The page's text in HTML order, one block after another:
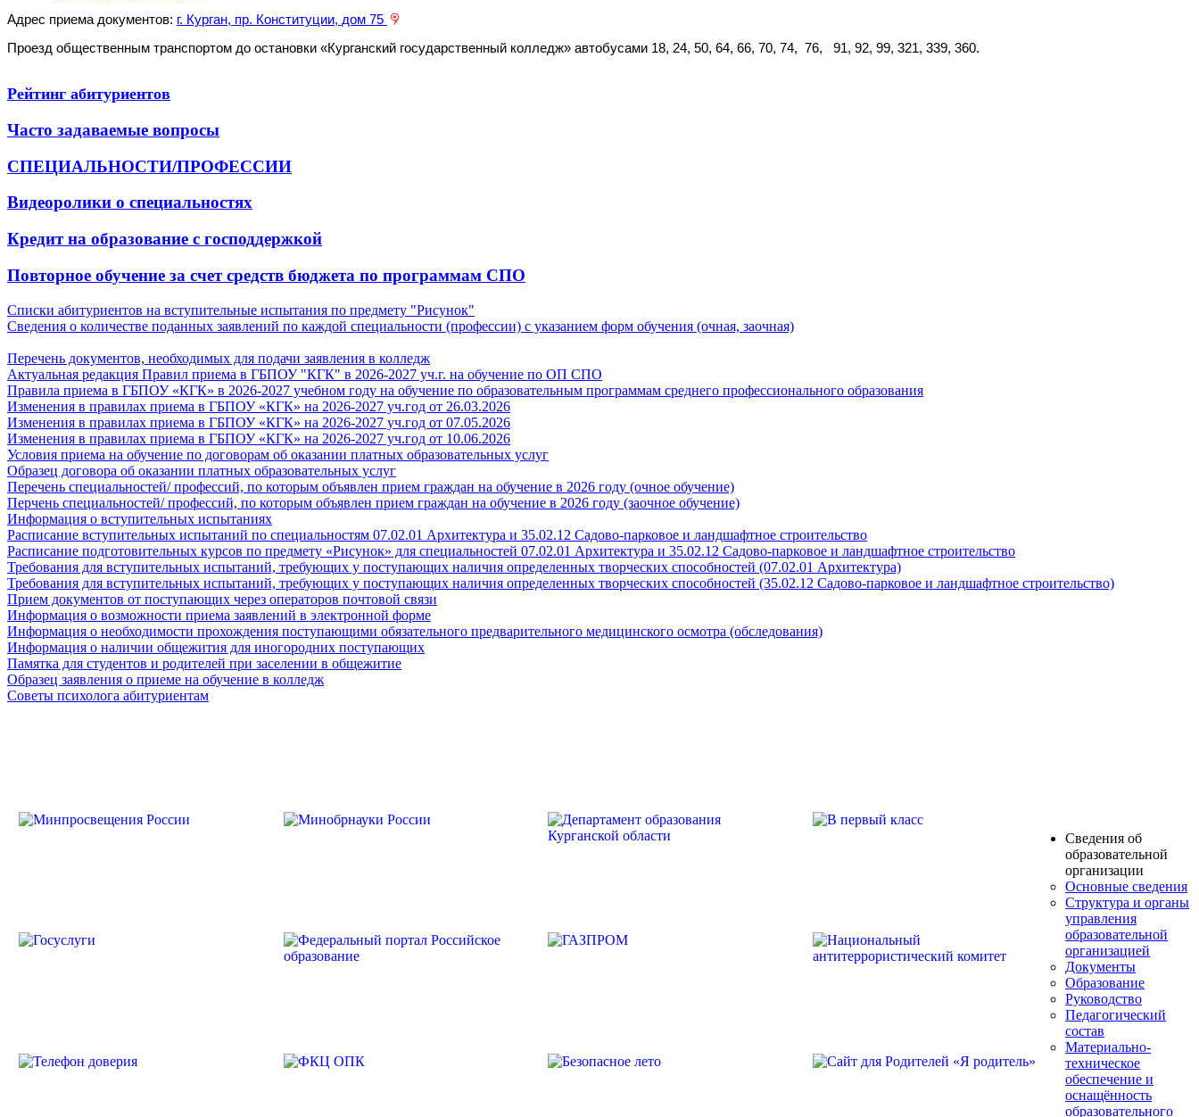
Адрес приема документов: г. Курган, пр. Конституции, дом 75
Проезд общественным транспортом до остановки «Курганский государственный колледж» автобусами 18, 24, 50, 64, 66, 70, 74, 76, 91, 92, 99, 321, 339, 360.
Рейтинг абитуриентов
Часто задаваемые вопросы
СПЕЦИАЛЬНОСТИ/ПРОФЕССИИ
Видеоролики о специальностях
Кредит на образование с господдержкой
Повторное обучение за счет средств бюджета по программам СПО
Списки абитуриентов на вступительные испытания по предмету "Рисунок"
Сведения о количестве поданных заявлений по каждой специальности (профессии) с указанием форм обучения (очная, заочная)
Перечень документов, необходимых для подачи заявления в колледж
Актуальная редакция Правил приема в ГБПОУ "КГК" в 2026-2027 уч.г. на обучение по ОП СПО
Правила приема в ГБПОУ «КГК» в 2026-2027 учебном году на обучение по образовательным программам среднего профессионального образования
Изменения в правилах приема в ГБПОУ «КГК» на 2026-2027 уч.год от 26.03.2026
Изменения в правилах приема в ГБПОУ «КГК» на 2026-2027 уч.год от 07.05.2026
Изменения в правилах приема в ГБПОУ «КГК» на 2026-2027 уч.год от 10.06.2026
Условия приема на обучение по договорам об оказании платных образовательных услуг
Образец договора об оказании платных образовательных услуг
Перечень специальностей/ профессий, по которым объявлен прием граждан на обучение в 2026 году (очное обучение)
Перчень специальностей/ профессий, по которым объявлен прием граждан на обучение в 2026 году (заочное обучение)
Информация о вступительных испытаниях
Расписание вступительных испытаний по специальностям 07.02.01 Архитектура и 35.02.12 Садово-парковое и ландшафтное строительство
Расписание подготовительных курсов по предмету «Рисунок» для специальностей 07.02.01 Архитектура и 35.02.12 Садово-парковое и ландшафтное строительство
Требования для вступительных испытаний, требующих у поступающих наличия определенных творческих способностей (07.02.01 Архитектура)
Требования для вступительных испытаний, требующих у поступающих наличия определенных творческих способностей (35.02.12 Садово-парковое и ландшафтное строительство)
Прием документов от поступающих через операторов почтовой связи
Информация о возможности приема заявлений в электронной форме
Информация о необходимости прохождения поступающими обязательного предварительного медицинского осмотра (обследования)
Информация о наличии общежития для иногородних поступающих
Памятка для студентов и родителей при заселении в общежитие
Образец заявления о приеме на обучение в колледж
Советы психолога абитуриентам
Сведения об
образовательной
организации
Основные сведения
Структура и органы
управления
образовательной
организацией
Документы
Образование
Руководство
Педагогический
состав
Материально-
техническое
обеспечение и
оснащённость
образовательного